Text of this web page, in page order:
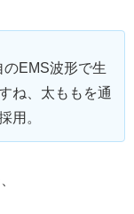
EMS波形で生
ね、太ももを通
用。